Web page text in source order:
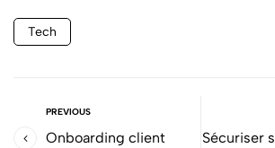
Tech
PREVIOUS
Onboarding client
Sécuriser